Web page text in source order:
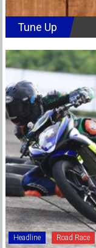
Tune Up
Headline Road Race